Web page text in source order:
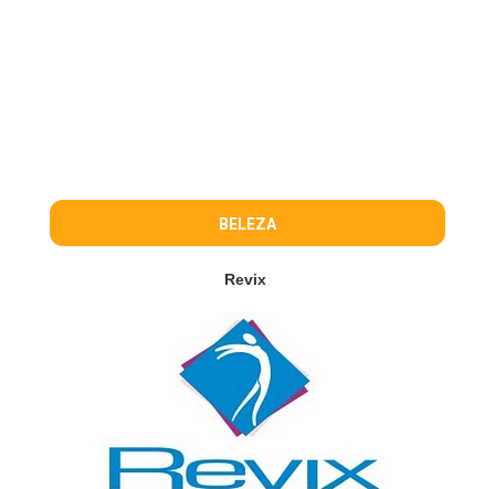
BELEZA
Revix